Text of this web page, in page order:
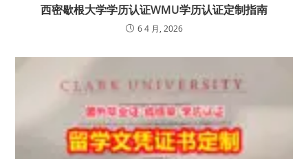
西密歇根大学学历认证WMU学历认证定制指南
6 4 月, 2026